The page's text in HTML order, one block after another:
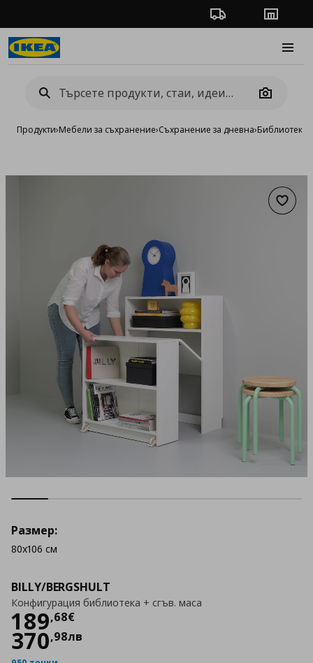
Проследяване на
Camera
Продукти›Мебели за съхранение›Съхранение за дневна›Библиотеки
BILLY/BERGSHULT
Конфигурация библиотека + сгъв. маса
189,68€
Цена189,68 €
370,98лв
Размер:
80x106 см